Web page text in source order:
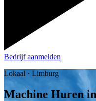
Bedrijf aanmelden
Lokaal · Limburg
Machine Huren